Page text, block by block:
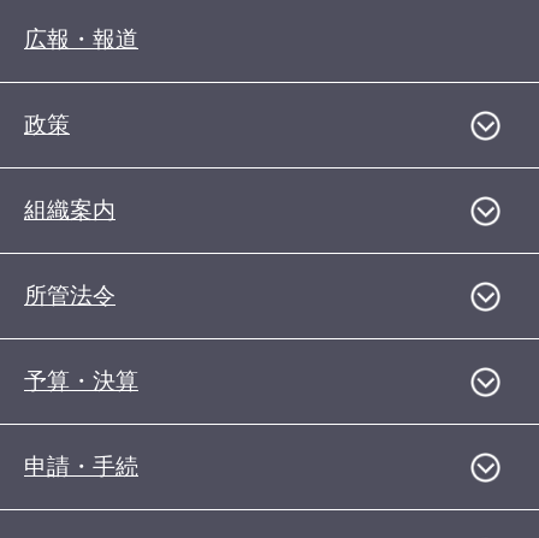
広報・報道
政策
組織案内
所管法令
予算・決算
申請・手続